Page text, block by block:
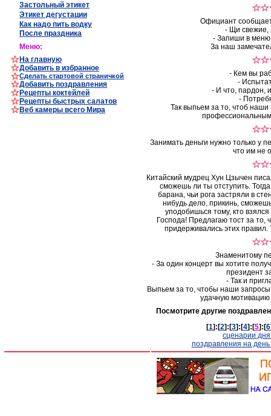
Застольный этикет
Этикет дегустации
Как надо пить водку
После праздника
Меню:
На главную
Добавить в избранное
Сделать стартовой страничкой
Добавить поздравления
Рецепты коктейлей
Рецепты быстрых салатов
Веб камеры всего Мира
Официант
- Щи свежие,
- Запиши в
За наш
- Кем вы
-
- И что, пардон,
-
Так выпьем за то, чтоб
Занимать деньги нужно только у
что им не
Китайский мудрец Хун Цзычен
сможешь ли ты отступить.
барана, чьи рога застряли в
нибудь дело, прикинь,
уподобишься тому, кто
Господа! Предлагаю тост за то,
придерживались этих правил.
Знаменитому
- За один концерт вы хотите
президент
- Так и
Выпьем за то, чтобы наши запросы
удачную мотивацию
Посмотрите другие
[1]:[2]:[3]:[4]:[5]:[6
сценарии
поздравления на